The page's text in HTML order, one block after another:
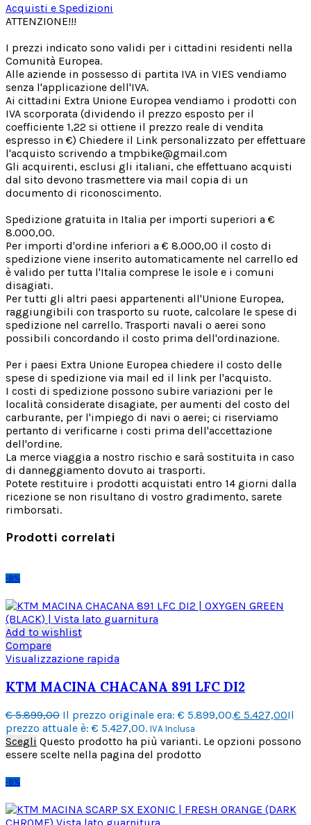
Acquisti e Spedizioni
ATTENZIONE!!!
I prezzi indicato sono validi per i cittadini residenti nella
Comunità Europea.
Alle aziende in possesso di partita IVA in VIES vendiamo
senza l'applicazione dell'IVA.
Ai cittadini Extra Unione Europea vendiamo i prodotti con
IVA scorporata (dividendo il prezzo esposto per il
coefficiente 1,22 si ottiene il prezzo reale di vendita
espresso in €) Chiedere il Link personalizzato per effettuare
l'acquisto scrivendo a tmpbike@gmail.com
Gli acquirenti, esclusi gli italiani, che effettuano acquisti
dal sito devono trasmettere via mail copia di un
documento di riconoscimento.
Spedizione gratuita in Italia per importi superiori a €
8.000,00.
Per importi d'ordine inferiori a € 8.000,00 il costo di
spedizione viene inserito automaticamente nel carrello ed
è valido per tutta l'Italia comprese le isole e i comuni
disagiati.
Per tutti gli altri paesi appartenenti all'Unione Europea,
raggiungibili con trasporto su ruote, calcolare le spese di
spedizione nel carrello. Trasporti navali o aerei sono
possibili concordando il costo prima dell'ordinazione.
Per i paesi Extra Unione Europea chiedere il costo delle
spese di spedizione via mail ed il link per l'acquisto.
I costi di spedizione possono subire variazioni per le
località considerate disagiate, per aumenti del costo del
carburante, per l'impiego di navi o aerei; ci riserviamo
pertanto di verificarne i costi prima dell'accettazione
dell'ordine.
La merce viaggia a nostro rischio e sarà sostituita in caso
di danneggiamento dovuto ai trasporti.
Potete restituire i prodotti acquistati entro 14 giorni dalla
ricezione se non risultano di vostro gradimento, sarete
rimborsati.
Prodotti correlati
-8%
Add to wishlist
Compare
Visualizzazione rapida
KTM MACINA CHACANA 891 LFC DI2
€5.899,00 Il prezzo originale era: € 5.899,00.€ 5.427,00Il
prezzo attuale è: € 5.427,00. IVA Inclusa
Scegli Questo prodotto ha più varianti. Le opzioni possono
essere scelte nella pagina del prodotto
-8%